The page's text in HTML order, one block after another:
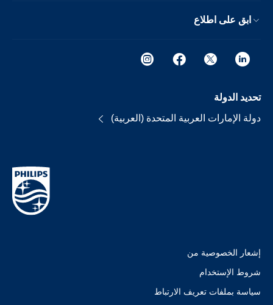
ابق على اطلاع
تحديد الدولة
دولة الإمارات العربية المتحدة (العربية)
إشعار الخصوصية من
شروط الإستخدام
سياسة بملفات تعريف الارتباط